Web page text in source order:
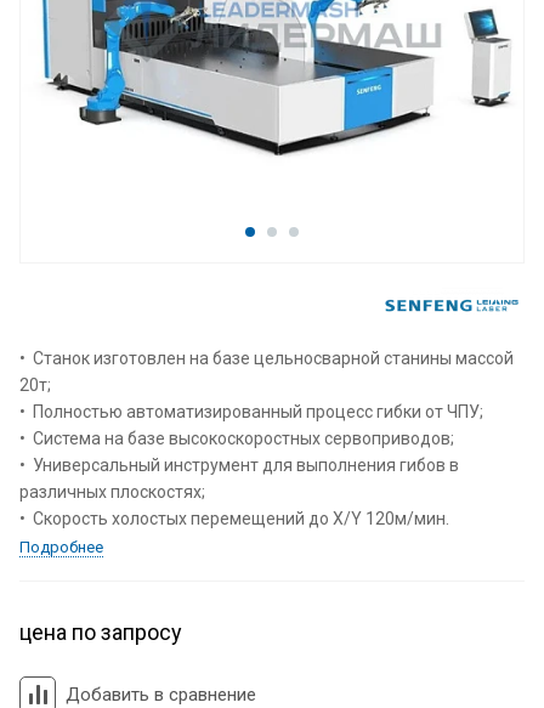
• Станок изготовлен на базе цельносварной станины массой
20т;
• Полностью автоматизированный процесс гибки от ЧПУ;
• Система на базе высокоскоростных сервоприводов;
• Универсальный инструмент для выполнения гибов в
различных плоскостях;
• Скорость холостых перемещений до X/Y 120м/мин.
Подробнее
цена по запросу
Добавить в сравнение